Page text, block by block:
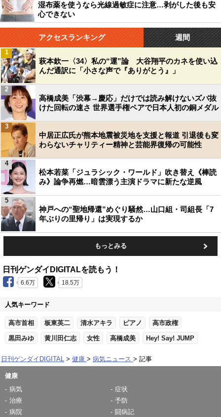
湿布薬を使うなら光線過敏症に注意…剥がした後も安
心できない
アクセスランキング 週間
萩本欽一〈34〉私の“運”論 大谷翔平のカネを使い込
んだ通訳に「小さな声で『ありがとう』」
1
高橋成美「渋幕→慶応」だけでは読み解けないズバ抜
けた回転の速さ 世界選手権ペアで日本人初の銅メダル
2
中居正広氏が熊本地震被災地を支援と報道 引退後も変
わらないチャリティー精神と芸能界復帰の可能性
3
松本若菜「ジュラシック・ワールド」吹き替え《棒読
み》論争再燃…暗雲漂う主演ドラマに新たな逆風
4
神戸への“聖地帰還”めぐり騒然…山口組・司組長「7
年ぶりの里帰り」は実現するか
5
もっとみる
日刊ゲンダイDIGITALを読もう！
6.6万 18.5万
人気キーワード
高市首相 板東英二 清水アキラ ピアノ 高市政権
黒田みゆ 黄川田仁志 女性 高橋成美 Hey! Say! JUMP
日刊ゲンダイDIGITAL 健康 病気ニュース 記事
健康
病気
症状
治療
予防
病院
闘病記